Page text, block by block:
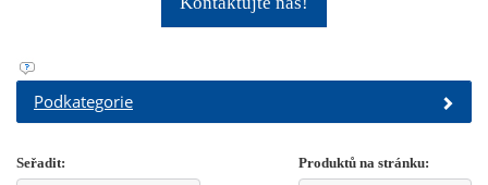
Podkategorie
Seřadit: Produktů na stránku: